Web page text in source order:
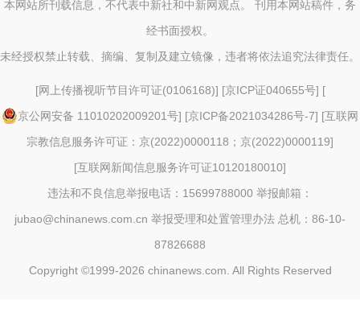
本网站所刊载信息，不代表中新社和中新网观点。 刊用本网站稿件，务
经书面授权。
未经授权禁止转载、摘编、复制及建立镜像，违者将依法追究法律责任。
[网上传播视听节目许可证(0106168)] [京ICP证040655号] [
京公网安备 11010202009201号] [京ICP备2021034286号-7] [互联网
宗教信息服务许可证：京(2022)0000118；京(2022)0000119]
[互联网新闻信息服务许可证10120180010]
违法和不良信息举报电话：15699788000 举报邮箱：
jubao@chinanews.com.cn 举报受理和处置管理办法 总机：86-10-
87826688
Copyright ©1999-2026 chinanews.com. All Rights Reserved